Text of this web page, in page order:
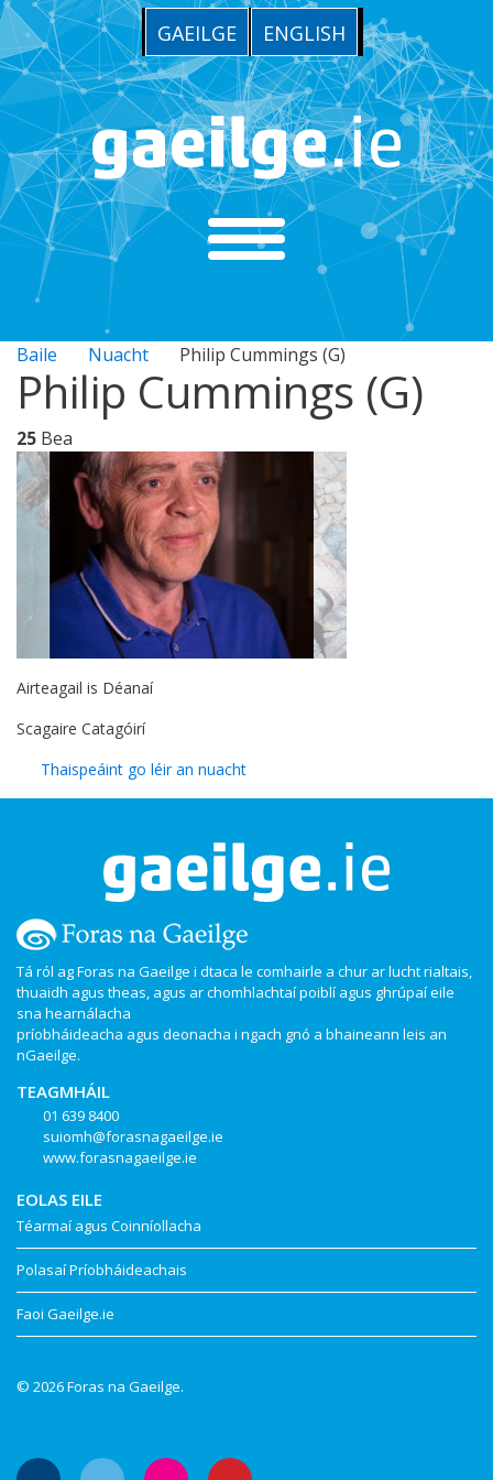
GAEILGE ENGLISH
Baile Nuacht Philip Cummings (G)
Philip Cummings (G)
25 Bea
Airteagail is Déanaí
Scagaire Catagóirí
Thaispeáint go léir an nuacht
Tá ról ag Foras na Gaeilge i dtaca le comhairle a chur ar lucht rialtais,
thuaidh agus theas, agus ar chomhlachtaí poiblí agus ghrúpaí eile
sna hearnálacha
príobháideacha agus deonacha i ngach gnó a bhaineann leis an
nGaeilge.
TEAGMHÁIL
01 639 8400
suiomh@forasnagaeilge.ie
www.forasnagaeilge.ie
EOLAS EILE
Téarmaí agus Coinníollacha
Polasaí Príobháideachais
Faoi Gaeilge.ie
© 2026 Foras na Gaeilge.